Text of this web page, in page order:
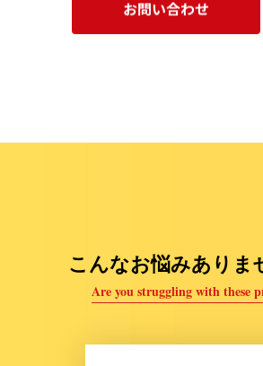
こんなお悩みありま
Are you struggling with these